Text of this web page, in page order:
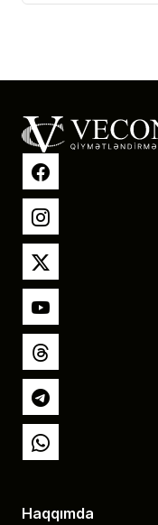
Facebook
Instagram
YouTube
Threads
Telegram
Whatsapp
Haqqımda